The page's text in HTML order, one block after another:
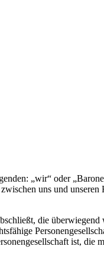
„wir“ oder
uns und
die
ist, die